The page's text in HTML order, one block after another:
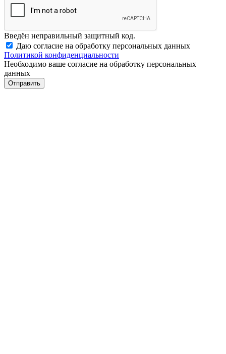
Введён неправильный защитный код.
Даю согласие на обработку персональных данных
Политикой конфиденциальности
Необходимо ваше согласие на обработку персональных
данных